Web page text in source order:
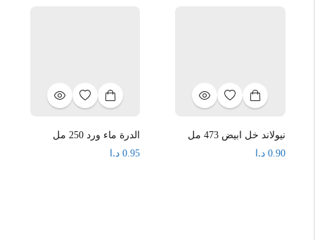
نيولاند خل ابيض 473 مل
0.90 د.ا
الدرة ماء ورد 250 مل
0.95 د.ا